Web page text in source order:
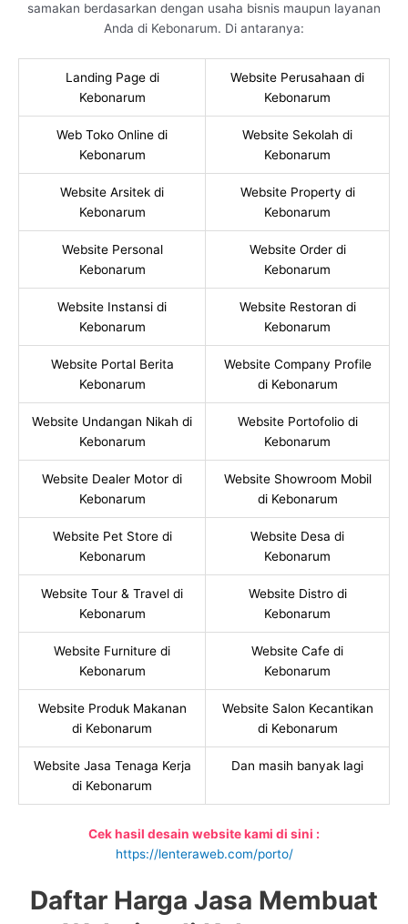
samakan berdasarkan dengan usaha bisnis maupun layanan
Anda di Kebonarum. Di antaranya:
Landing Page di
Kebonarum
Website Perusahaan di
Kebonarum
Web Toko Online di
Kebonarum
Website Sekolah di
Kebonarum
Website Arsitek di
Kebonarum
Website Property di
Kebonarum
Website Personal
Kebonarum
Website Order di
Kebonarum
Website Instansi di
Kebonarum
Website Restoran di
Kebonarum
Website Portal Berita
Kebonarum
Website Company Profile
di Kebonarum
Website Undangan Nikah di
Kebonarum
Website Portofolio di
Kebonarum
Website Dealer Motor di
Kebonarum
Website Showroom Mobil
di Kebonarum
Website Pet Store di
Kebonarum
Website Desa di
Kebonarum
Website Tour & Travel di
Kebonarum
Website Distro di
Kebonarum
Website Furniture di
Kebonarum
Website Cafe di
Kebonarum
Website Produk Makanan
di Kebonarum
Website Salon Kecantikan
di Kebonarum
Website Jasa Tenaga Kerja
di Kebonarum
Dan masih banyak lagi
Cek hasil desain website kami di sini :
https://lenteraweb.com/porto/
Daftar Harga Jasa Membuat